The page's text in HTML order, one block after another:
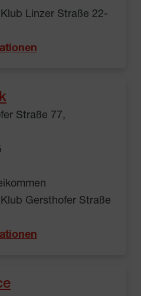
Linzer Straße 22-
Straße 77,
Gersthofer Straße